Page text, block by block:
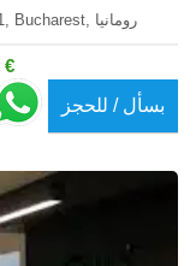
Strada Vatra Luminoasă 1-27, Sector 2, 021911, Bucharest, رومانيا
السعر: 250-990 €
بسأل / للحجز